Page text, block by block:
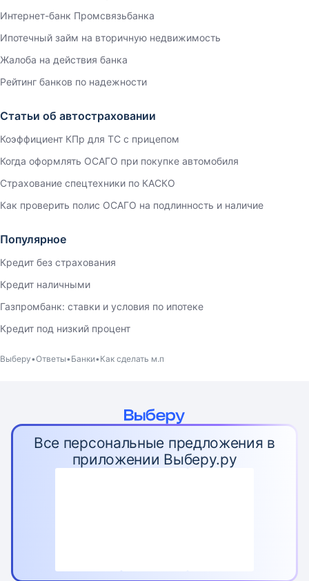
Интернет-банк Промсвязьбанка
Ипотечный займ на вторичную недвижимость
Жалоба на действия банка
Рейтинг банков по надежности
Статьи об автостраховании
Коэффициент КПр для ТС с прицепом
Когда оформлять ОСАГО при покупке автомобиля
Страхование спецтехники по КАСКО
Как проверить полис ОСАГО на подлинность и наличие
Популярное
Кредит без страхования
Кредит наличными
Газпромбанк: ставки и условия по ипотеке
Кредит под низкий процент
Выберу Ответы Банки Как сделать м.п
Все персональные предложения в
приложении Выберу.ру